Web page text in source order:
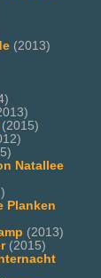
(2013)
(2015)
Natallee
Planken
(2013)
(2015)